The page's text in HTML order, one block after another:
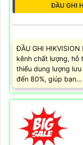
ĐẦU GHI
ĐẦU GHI
kênh chất lượng, hỗ
thiểu dung lượng
đến 80%, giúp bạn...